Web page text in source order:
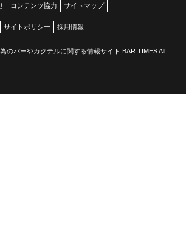
コンテンツ協力 サイトマップ
サイトポリシー 採用情報
のバーやカクテルに関する情報サイト BAR TIMES All